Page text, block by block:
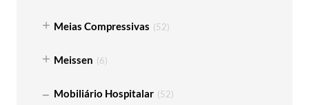
Meias Compressivas (52)
Meissen (6)
Mobiliário Hospitalar (52)